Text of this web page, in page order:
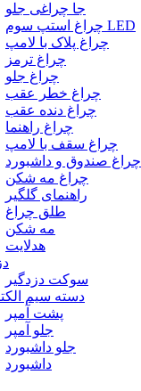
جا چراغی جلو
چراغ استپ سوم LED
چراغ پلاک با لامپ
چراغ ترمز
چراغ جلو
چراغ خطر عقب
چراغ دنده عقب
چراغ راهنما
چراغ سقف با لامپ
چراغ صندوق و داشبورد
چراغ مه شکن
راهنمای گلگیر
طلق چراغ
مه شکن
هدلایت
سوکت دزدگیر
دسته سیم
پشت آمپر
جلو آمپر
جلو داشبورد
داشبورد